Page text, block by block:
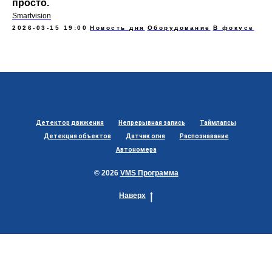
просто.
Smartvision
2026-03-15 19:00 Новость дня Оборудование В фокусе
Детектор движения Непрерывная запись
Таймлапсы
Детекция объектов
Датчик огня
Распознавание
Автономера
© 2026 VMS Программа
Наверх